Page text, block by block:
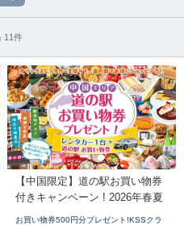
11件
【中国限定】道の駅お買い物券
付きキャンペーン ! 2026年春夏
お買い物券500円分プレゼント!KSSクラ